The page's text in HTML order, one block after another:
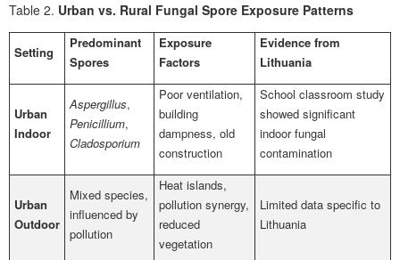
Table 2. Urban vs. Rural Fungal Spore Exposure Patterns
Setting
Predominant
Spores
Exposure
Factors
Evidence from
Lithuania
Urban
Indoor
Aspergillus,
Penicillium,
Cladosporium
Poor ventilation,
building
dampness, old
construction
School classroom study
showed significant
indoor fungal
contamination
Urban
Outdoor
Mixed species,
influenced by
pollution
Heat islands,
pollution synergy,
reduced
vegetation
Limited data specific to
Lithuania